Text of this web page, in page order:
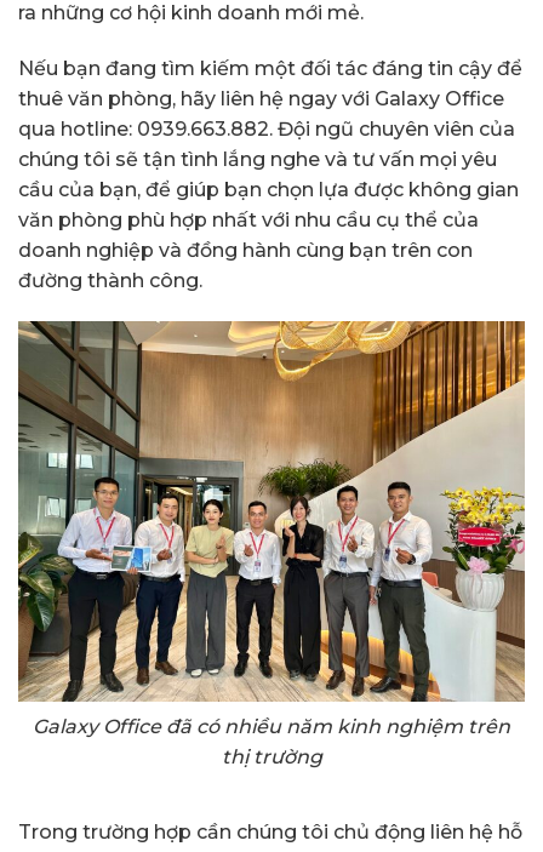
ra những cơ hội kinh doanh mới mẻ.
Nếu bạn đang tìm kiếm một đối tác đáng tin cậy để
thuê văn phòng, hãy liên hệ ngay với Galaxy Office
qua hotline: 0939.663.882. Đội ngũ chuyên viên của
chúng tôi sẽ tận tình lắng nghe và tư vấn mọi yêu
cầu của bạn, để giúp bạn chọn lựa được không gian
văn phòng phù hợp nhất với nhu cầu cụ thể của
doanh nghiệp và đồng hành cùng bạn trên con
đường thành công.
Galaxy Office đã có nhiều năm kinh nghiệm trên
thị trường
Trong trường hợp cần chúng tôi chủ động liên hệ hỗ